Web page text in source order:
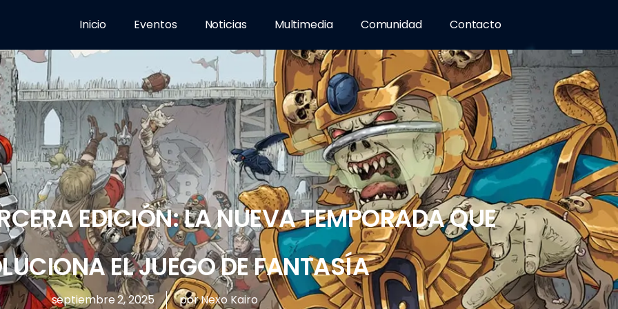
Inicio Eventos Noticias Multimedia Comunidad Contacto
EDICIÓN: LA NUEVA TEMPORADA QUE
EL JUEGO DE FANTASÍA
septiembre 2, 2025 porNexo Kairo